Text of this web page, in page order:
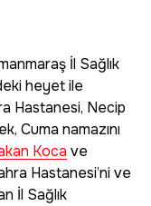
İl Sağlık
heyet ile
Hastanesi, Necip
Cuma namazını
Koca ve
Hastanesi’ni ve
İl Sağlık